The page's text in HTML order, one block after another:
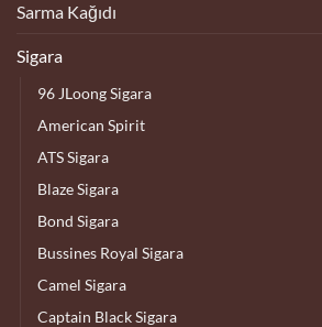
Sarma Kağıdı
Sigara
96 JLoong Sigara
American Spirit
ATS Sigara
Blaze Sigara
Bond Sigara
Bussines Royal Sigara
Camel Sigara
Captain Black Sigara